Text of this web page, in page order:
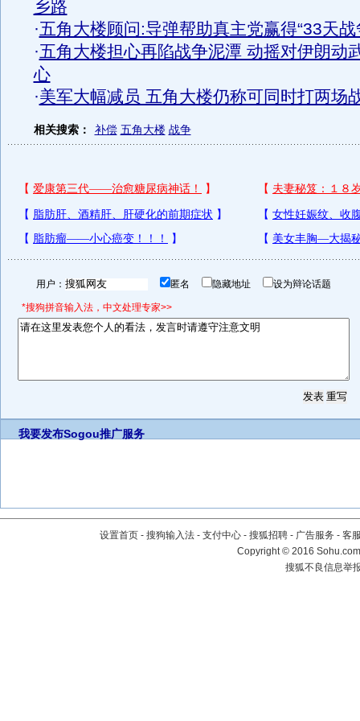
乡路
·五角大楼顾问:导弹帮助真主党赢得“33天战
·五角大楼担心再陷战争泥潭 动摇对伊朗动
心
·美军大幅减员 五角大楼仍称可同时打两场
相关搜索： 补偿 五角大楼 战争
用户： 匿名 隐藏地址 设为辩论话题
*搜狗拼音输入法，中文处理专家>>
我要发布Sogou推广服务
设置首页 - 搜狗输入法 - 支付中心 - 搜狐招聘 - 广告服务 - 客
Copyright©2016
搜狐不良信息举